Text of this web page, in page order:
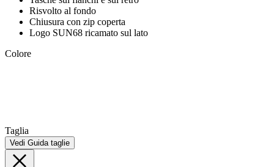
Risvolto al fondo
Chiusura con zip coperta
Logo SUN68 ricamato sul lato
Colore
Taglia
Vedi Guida taglie